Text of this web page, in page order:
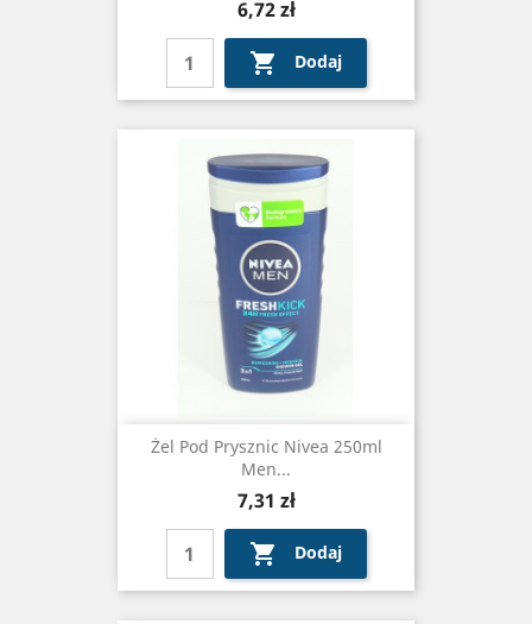
Cena
6,72 zł
 Dodaj
Żel Pod Prysznic Nivea 250ml
Men...
Cena
7,31 zł
 Dodaj